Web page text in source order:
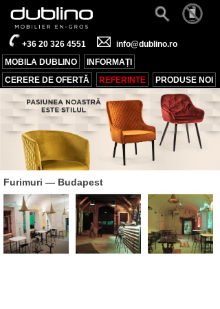
+36 20 326 4551
info@dublino.ro
MOBILA DUBLINO
INFORMAȚI
CERERE DE OFERTĂ
REFERINTE PRODUSE NOI
Furimuri — Budapest